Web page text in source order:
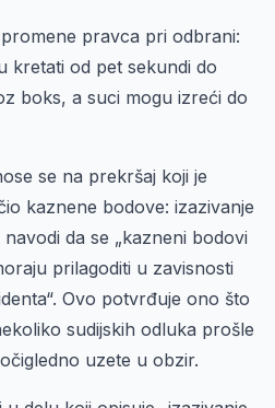
pravca pri odbrani:
kretati od pet sekundi do
boks, a suci mogu izreći do
se na prekršaj koji je
kaznene bodove: izazivanje
da se „kazneni bodovi
prilagoditi u zavisnosti
Ovo potvrđuje ono što
sudijskih odluka prošle
uzete u obzir.